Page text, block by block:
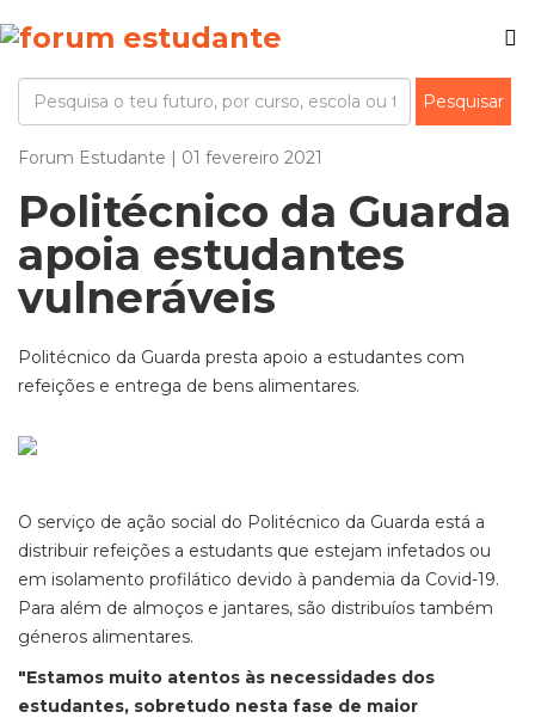
Forum Estudante | 01 fevereiro 2021
Politécnico da Guarda
apoia estudantes
vulneráveis
Politécnico da Guarda presta apoio a estudantes com
refeições e entrega de bens alimentares.
O serviço de ação social do Politécnico da Guarda está a
distribuir refeições a estudants que estejam infetados ou
em isolamento profilático devido à pandemia da Covid-19.
Para além de almoços e jantares, são distribuíos também
géneros alimentares.
"Estamos muito atentos às necessidades dos
estudantes, sobretudo nesta fase de maior